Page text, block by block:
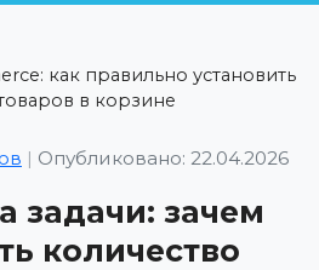
как правильно установить
в корзине
| Опубликовано: 22.04.2026
задачи: зачем
количество